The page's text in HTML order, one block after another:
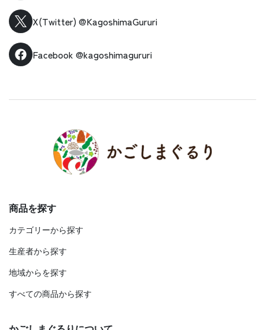
X(Twitter) @KagoshimaGururi
Facebook @kagoshimagururi
商品を探す
カテゴリーから探す
生産者から探す
地域からを探す
すべての商品から探す